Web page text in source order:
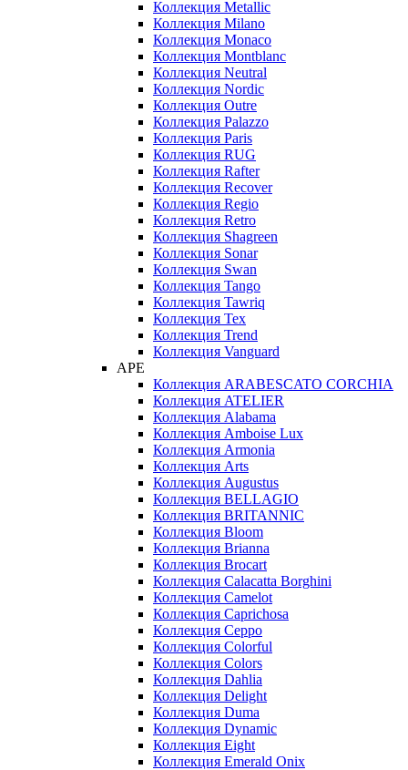
Коллекция Metallic
Коллекция Milano
Коллекция Monaco
Коллекция Montblanc
Коллекция Neutral
Коллекция Nordic
Коллекция Outre
Коллекция Palazzo
Коллекция Paris
Коллекция RUG
Коллекция Rafter
Коллекция Recover
Коллекция Regio
Коллекция Retro
Коллекция Shagreen
Коллекция Sonar
Коллекция Swan
Коллекция Tango
Коллекция Tawriq
Коллекция Tex
Коллекция Trend
Коллекция Vanguard
APE
Коллекция ARABESCATO CORCHIA
Коллекция ATELIER
Коллекция Alabama
Коллекция Amboise Lux
Коллекция Armonia
Коллекция Arts
Коллекция Augustus
Коллекция BELLAGIO
Коллекция BRITANNIC
Коллекция Bloom
Коллекция Brianna
Коллекция Brocart
Коллекция Calacatta Borghini
Коллекция Camelot
Коллекция Caprichosa
Коллекция Ceppo
Коллекция Colorful
Коллекция Colors
Коллекция Dahlia
Коллекция Delight
Коллекция Duma
Коллекция Dynamic
Коллекция Eight
Коллекция Emerald Onix